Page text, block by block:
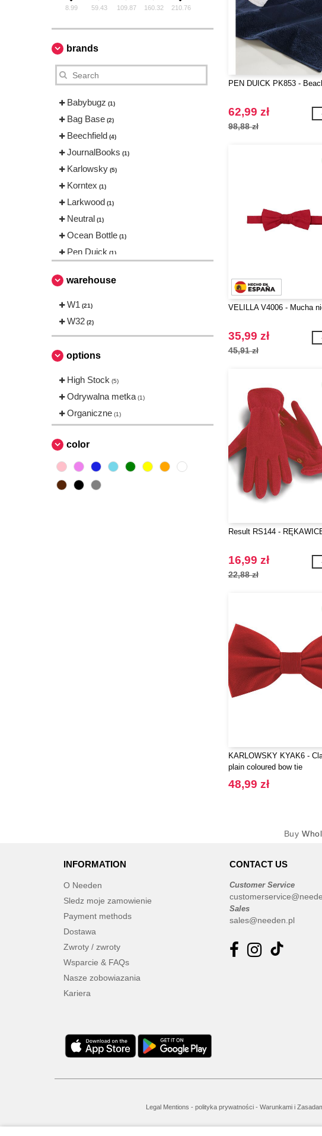
8.99 59.43 109.87 160.32 210.76
brands
Babybugz (1)
Bag Base (2)
Beechfield (4)
JournalBooks (1)
Karlowsky (5)
Korntex (1)
Larkwood (1)
Neutral (1)
Ocean Bottle (1)
Pen Duick (1)
THE ONE TOWELLING
Towel city
VELILLA
warehouse
W1 (21)
W32 (2)
options
High Stock (5)
Odrywalna metka (1)
Organiczne (1)
color
PEN DUICK PK853 -
62,99 zł
98,88 zł
VELILLA V4006 - Mucha
35,99 zł
45,91 zł
Result RS144 -
16,99 zł
22,88 zł
KARLOWSKY KYAK6 -
plain coloured bow tie
48,99 zł
Buy
INFORMATION
O Needen
Sledz moje zamowienie
Payment methods
Dostawa
Zwroty / zwroty
Wsparcie & FAQs
Nasze zobowiazania
Kariera
CONTACT US
Customer Service
Sales
sales@needen.pl
Legal Mentions - polityka prywatności- Warunkami i